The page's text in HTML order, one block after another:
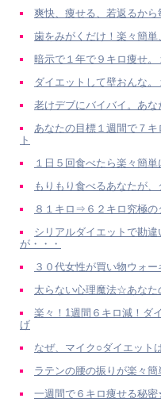
爽快、痩せる、若返るか
歯をみがくだけ！楽々簡
暗示で１年で９キロ痩せ
ダイエットして壁おんな。
老けデブにバイバイ。あ
あなたの目標１週間で７
ト
１日５回食べたら楽々簡
もりもり食べるあなたが
８１キロ⇒６２キロ究極の
シリアルダイエットで勘
が・・・
３０代女性が買い物ウォ
太らない心理魔法☆あなた
楽々！1週間６キロ減！ダ
げ
なぜ、マイク○ダイエット
ラテンの腰の振りが楽々
一週間で６キロ痩せる秘